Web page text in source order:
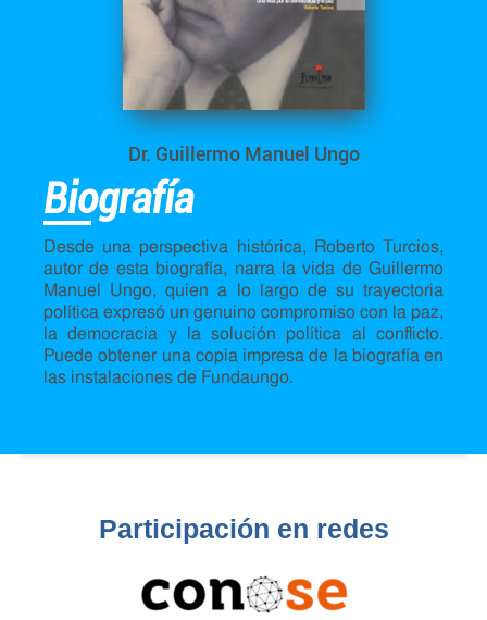
Dr. Guillermo Manuel Ungo
Biografía
Desde una perspectiva histórica, Roberto Turcios,
autor de esta biografía, narra la vida de Guillermo
Manuel Ungo, quien a lo largo de su trayectoria
política expresó un genuino compromiso con la paz,
la democracia y la solución política al conflicto.
Puede obtener una copia impresa de la biografía en
las instalaciones de Fundaungo.
Participación en redes